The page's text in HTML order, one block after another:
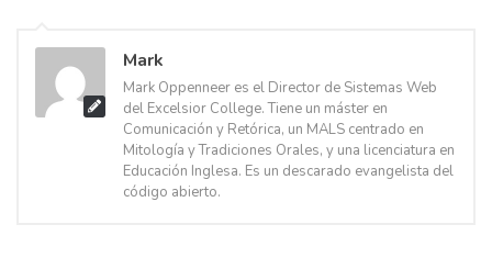
Mark
Mark Oppenneer es el Director de Sistemas Web
del Excelsior College. Tiene un máster en
Comunicación y Retórica, un MALS centrado en
Mitología y Tradiciones Orales, y una licenciatura en
Educación Inglesa. Es un descarado evangelista del
código abierto.